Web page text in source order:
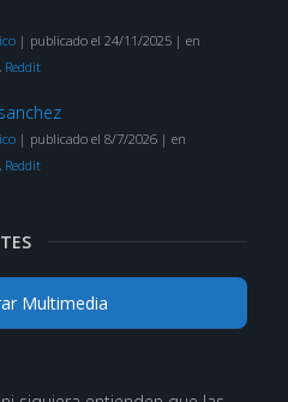
| publicado el 24/11/2025| en
Reddit
| publicado el 8/7/2026| en
Reddit
Multimedia